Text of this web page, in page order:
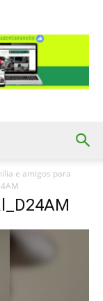
e amigos para